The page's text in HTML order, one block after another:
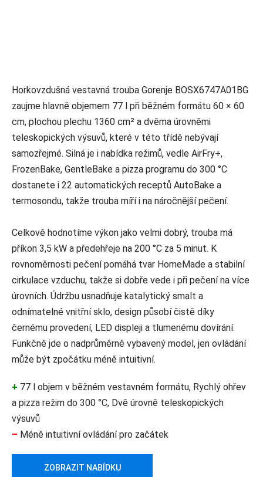
Horkovzdušná vestavná trouba Gorenje BOSX6747A01BG
zaujme hlavně objemem 77 l při běžném formátu 60 × 60
cm, plochou plechu 1360 cm² a dvěma úrovněmi
teleskopických výsuvů, které v této třídě nebývají
samozřejmé. Silná je i nabídka režimů, vedle AirFry+,
FrozenBake, GentleBake a pizza programu do 300 °C
dostanete i 22 automatických receptů AutoBake a
termosondu, takže trouba míří i na náročnější pečení.
Celkově hodnotíme výkon jako velmi dobrý, trouba má
příkon 3,5 kW a předehřeje na 200 °C za 5 minut. K
rovnoměrnosti pečení pomáhá tvar HomeMade a stabilní
cirkulace vzduchu, takže si dobře vede i při pečení na více
úrovních. Údržbu usnadňuje katalytický smalt a
odnímatelné vnitřní sklo, design působí čistě díky
černému provedení, LED displeji a tlumenému dovírání.
Funkčně jde o nadprůměrně vybavený model, jen ovládání
může být zpočátku méně intuitivní.
+ 77 l objem v běžném vestavném formátu, Rychlý ohřev
a pizza režim do 300 °C, Dvě úrovně teleskopických
výsuvů
– Méně intuitivní ovládání pro začátek
ZOBRAZIT NABÍDKU